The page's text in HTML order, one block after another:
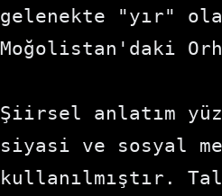
gelenekte "yır"
Moğolistan'daki
Şiirsel anlatım
siyasi ve sosyal
kullanılmıştır.